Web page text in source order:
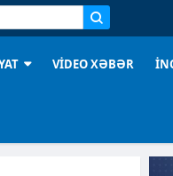
VİDEO XƏBƏR